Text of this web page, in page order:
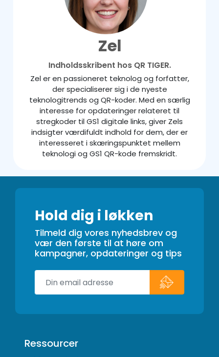
Zel
Indholdsskribent hos QR TIGER.
Zel er en passioneret teknolog og forfatter,
der specialiserer sig i de nyeste
teknologitrends og QR-koder. Med en særlig
interesse for opdateringer relateret til
stregkoder til GS1 digitale links, giver Zels
indsigter værdifuldt indhold for dem, der er
interesseret i skæringspunktet mellem
teknologi og GS1 QR-kode fremskridt.
Hold dig i løkken
Tilmeld dig vores nyhedsbrev og
vær den første til at høre om
kampagner, opdateringer og tips
Ressourcer